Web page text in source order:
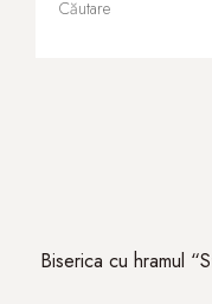
Biserica cu hramul